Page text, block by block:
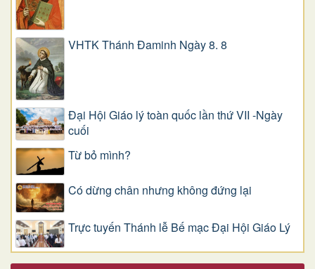
VHTK Thánh Đaminh Ngày 8. 8
Đại Hội Giáo lý toàn quốc lần thứ VII -Ngày
cuối
Từ bỏ mình?
Có dừng chân nhưng không đứng lại
Trực tuyến Thánh lễ Bế mạc Đại Hội Giáo Lý